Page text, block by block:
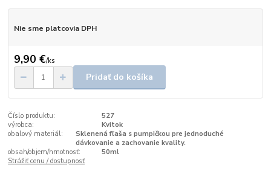
Nie sme platcovia DPH
9,90 €/ks
Pridať do košíka
Číslo produktu:
527
výrobca:
Kvitok
obalový materiál:
Sklenená fľaša s pumpičkou pre jednoduché
dávkovanie a zachovanie kvality.
obsah/objem/hmotnosť:
50ml
Strážiť cenu / dostupnosť